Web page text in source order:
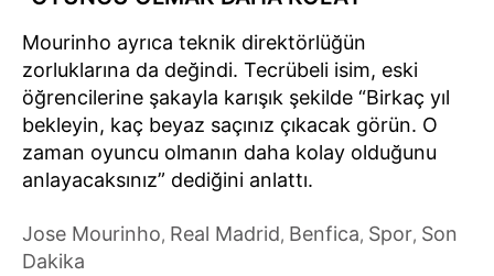
Mourinho ayrıca teknik direktörlüğün
zorluklarına da değindi. Tecrübeli isim, eski
öğrencilerine şakayla karışık şekilde “Birkaç yıl
bekleyin, kaç beyaz saçınız çıkacak görün. O
zaman oyuncu olmanın daha kolay olduğunu
anlayacaksınız” dediğini anlattı.
Jose Mourinho, Real Madrid, Benfica, Spor, Son
Dakika